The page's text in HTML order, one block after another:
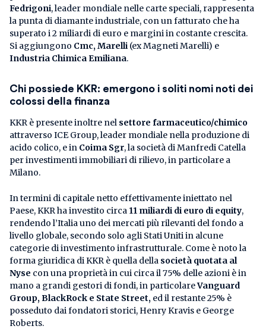
Fedrigoni, leader mondiale nelle carte speciali, rappresenta
la punta di diamante industriale, con un fatturato che ha
superato i 2 miliardi di euro e margini in costante crescita.
Si aggiungono Cmc, Marelli (ex Magneti Marelli) e
Industria Chimica Emiliana.
Chi possiede KKR: emergono i soliti nomi noti dei
colossi della finanza
KKR è presente inoltre nel settore farmaceutico/chimico
attraverso ICE Group, leader mondiale nella produzione di
acido colico, e in Coima Sgr, la società di Manfredi Catella
per investimenti immobiliari di rilievo, in particolare a
Milano.
In termini di capitale netto effettivamente iniettato nel
Paese, KKR ha investito circa 11 miliardi di euro di equity,
rendendo l’Italia uno dei mercati più rilevanti del fondo a
livello globale, secondo solo agli Stati Uniti in alcune
categorie di investimento infrastrutturale. Come è noto la
forma giuridica di KKR è quella della società quotata al
Nyse con una proprietà in cui circa il 75% delle azioni è in
mano a grandi gestori di fondi, in particolareVanguard
Group, BlackRock e State Street, ed il restante 25% è
posseduto dai fondatori storici, Henry Kravis e George
Roberts.